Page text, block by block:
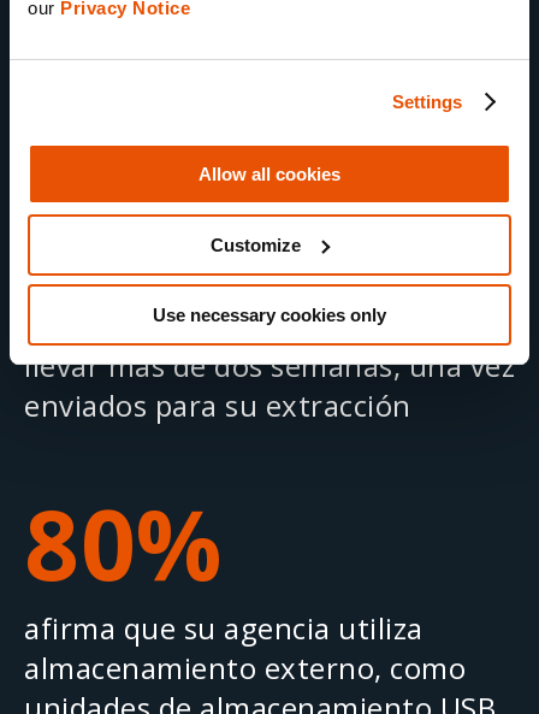
our Privacy Notice
Settings
Allow all cookies
Customize
Use necessary cookies only
75%
de los investigadores afirman que
el análisis de los dispositivos puede
llevar más de dos semanas, una vez
enviados para su extracción
80%
afirma que su agencia utiliza
almacenamiento externo, como